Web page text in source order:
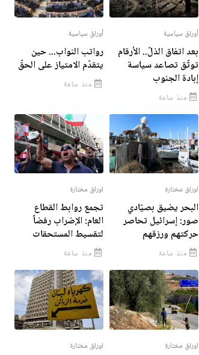
أوراق سياسية
بعد اتفاق الذلّ.. الأرقام
توثّق تصاعد سياسة
إبادة الجنوب
منذ ساعة
أوراق سياسية
رواتب النواب... حين
يتقدّم الامتياز على الحقّ
منذ ساعة
اوراق مختارة
البحر يضيق بصيّادي
صور: إسرائيل تحاصر
حركتهم ورزقهم
منذ ساعة
اوراق مختارة
تجمع روابط القطاع
العام: الإضراب رفضاً
لتقسيط المستحقات
منذ ساعة
اوراق مختارة اوراق مختارة